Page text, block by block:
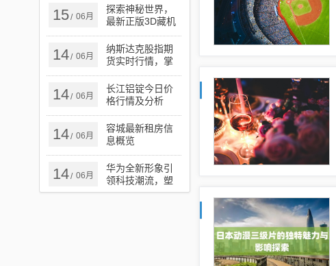
15/ 06月
探索神秘世界，
最新正版3D藏机
图的魅力之旅揭
秘！
14/ 06月
纳斯达克股指期
货实时行情，掌
握市场动态的关
键工具
14/ 06月
长江铝锭今日价
格行情及分析
14/ 06月
容城最新租房信
息概览
14/ 06月
华为全新形象引
领科技潮流，塑
造卓越未来，展